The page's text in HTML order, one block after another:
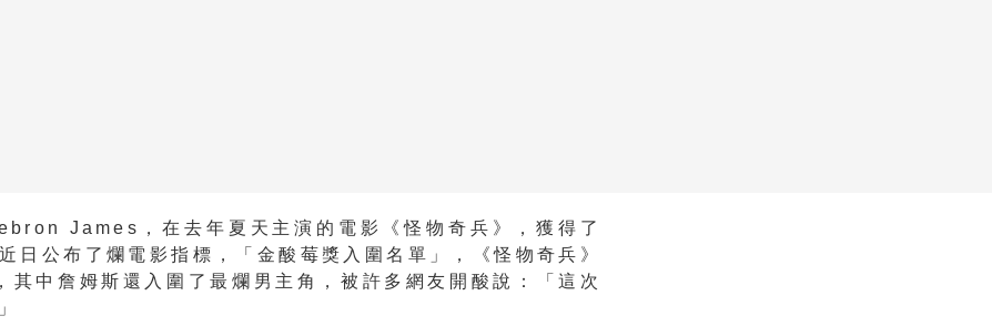
James，在去年夏天主演的電影《怪物奇兵》，獲得了
日公布了爛電影指標，「金酸莓獎入圍名單」，《怪物奇兵》
其中詹姆斯還入圍了最爛男主角，被許多網友開酸說：「這次